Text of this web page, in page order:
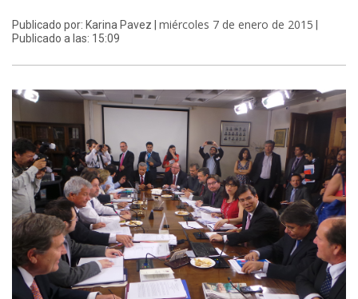
Publicado por: Karina Pavez | miércoles 7 de enero de 2015
Publicado a las: 15:09